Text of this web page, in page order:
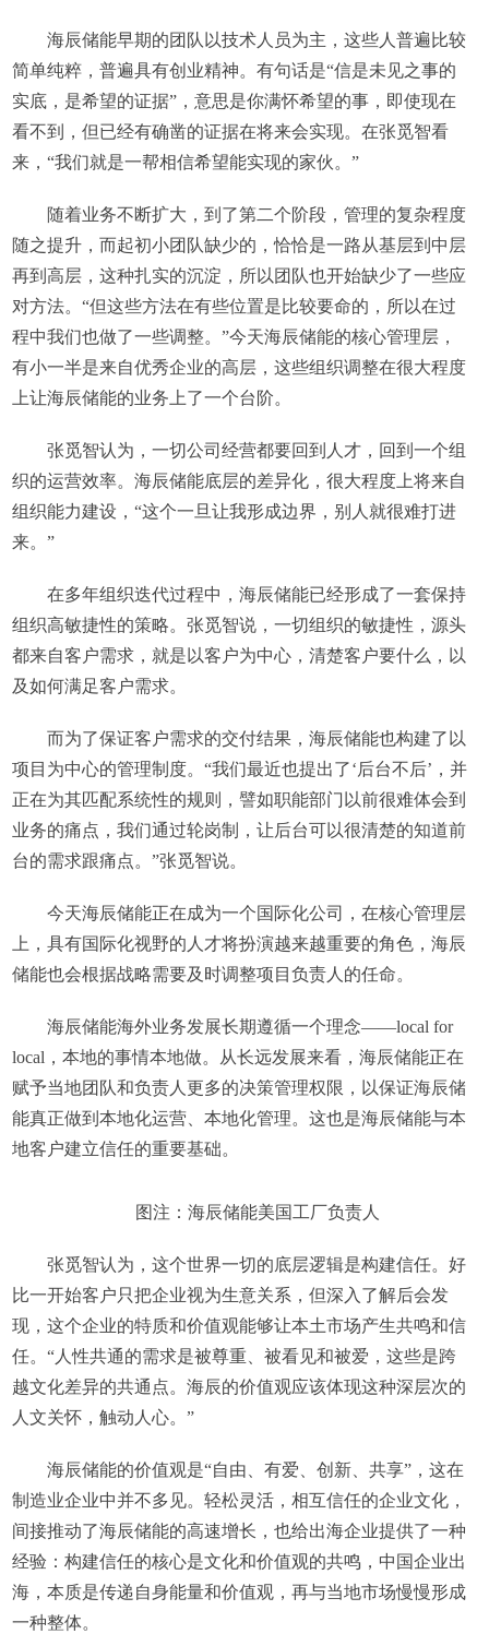
海辰储能早期的团队以技术人员为主，这些人普遍比较
简单纯粹，普遍具有创业精神。有句话是“信是未见之事的
实底，是希望的证据”，意思是你满怀希望的事，即使现在
看不到，但已经有确凿的证据在将来会实现。在张觅智看
来，“我们就是一帮相信希望能实现的家伙。”
随着业务不断扩大，到了第二个阶段，管理的复杂程度
随之提升，而起初小团队缺少的，恰恰是一路从基层到中层
再到高层，这种扎实的沉淀，所以团队也开始缺少了一些应
对方法。“但这些方法在有些位置是比较要命的，所以在过
程中我们也做了⼀些调整。”今天海辰储能的核心管理层，
有小一半是来自优秀企业的高层，这些组织调整在很大程度
上让海辰储能的业务上了一个台阶。
张觅智认为，一切公司经营都要回到人才，回到一个组
织的运营效率。海辰储能底层的差异化，很大程度上将来自
组织能力建设，“这个一旦让我形成边界，别人就很难打进
来。”
在多年组织迭代过程中，海辰储能已经形成了一套保持
组织高敏捷性的策略。张觅智说，一切组织的敏捷性，源头
都来自客户需求，就是以客户为中心，清楚客户要什么，以
及如何满足客户需求。
而为了保证客户需求的交付结果，海辰储能也构建了以
项目为中心的管理制度。“我们最近也提出了‘后台不后’，并
正在为其匹配系统性的规则，譬如职能部门以前很难体会到
业务的痛点，我们通过轮岗制，让后台可以很清楚的知道前
台的需求跟痛点。”张觅智说。
今天海辰储能正在成为一个国际化公司，在核心管理层
上，具有国际化视野的人才将扮演越来越重要的角色，海辰
储能也会根据战略需要及时调整项目负责人的任命。
海辰储能海外业务发展长期遵循一个理念——local for
local，本地的事情本地做。从长远发展来看，海辰储能正在
赋予当地团队和负责人更多的决策管理权限，以保证海辰储
能真正做到本地化运营、本地化管理。这也是海辰储能与本
地客户建立信任的重要基础。
图注：海辰储能美国工厂负责人
张觅智认为，这个世界一切的底层逻辑是构建信任。好
比一开始客户只把企业视为生意关系，但深入了解后会发
现，这个企业的特质和价值观能够让本土市场产生共鸣和信
任。“人性共通的需求是被尊重、被看见和被爱，这些是跨
越文化差异的共通点。海辰的价值观应该体现这种深层次的
人文关怀，触动人心。”
海辰储能的价值观是“自由、有爱、创新、共享”，这在
制造业企业中并不多见。轻松灵活，相互信任的企业文化，
间接推动了海辰储能的高速增长，也给出海企业提供了一种
经验：构建信任的核心是文化和价值观的共鸣，中国企业出
海，本质是传递自身能量和价值观，再与当地市场慢慢形成
一种整体。